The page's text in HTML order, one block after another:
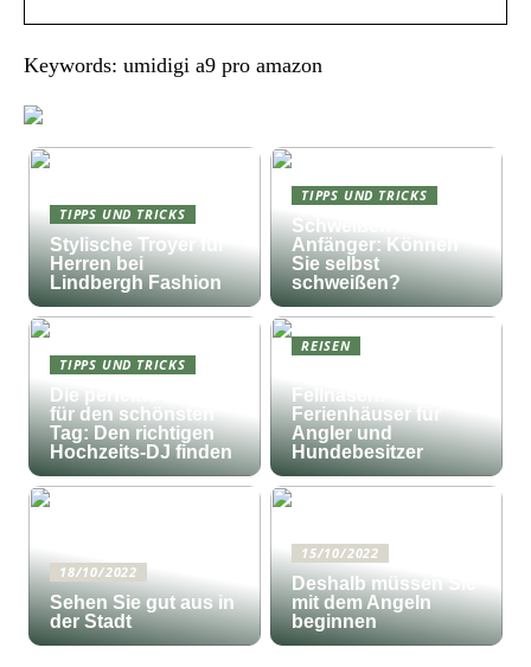
Keywords: umidigi a9 pro amazon
TIPPS UND TRICKS
Stylische Troyer für
Herren bei
Lindbergh Fashion
TIPPS UND TRICKS
Schweißen für
Anfänger: Können
Sie selbst
schweißen?
TIPPS UND TRICKS
Die perfekte Musik
für den schönsten
Tag: Den richtigen
Hochzeits-DJ finden
REISEN
Fellnasen:
Ferienhäuser für
Angler und
Hundebesitzer
18/10/2022
Sehen Sie gut aus in
der Stadt
15/10/2022
Deshalb müssen Sie
mit dem Angeln
beginnen